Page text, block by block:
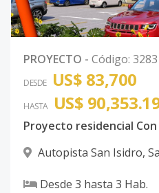
PROYECTO - Código: 3283
DESDE US$ 83,700
HASTA US$
Autopista San Isidro,
Desde 3 hasta 3 Hab.